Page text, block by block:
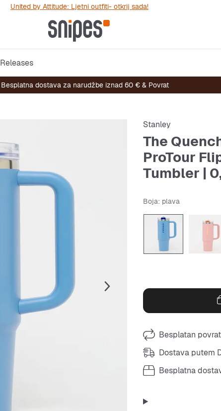
United by Attitude: Ljetni outfiti- otkrij sada!
Releases
Besplatna dostava za narudžbe iznad 60 € & Povrat
Stanley
The
ProTour
Tumbler |
Boja: plava
Besplatan povrat
Dostava putem
Besplatna